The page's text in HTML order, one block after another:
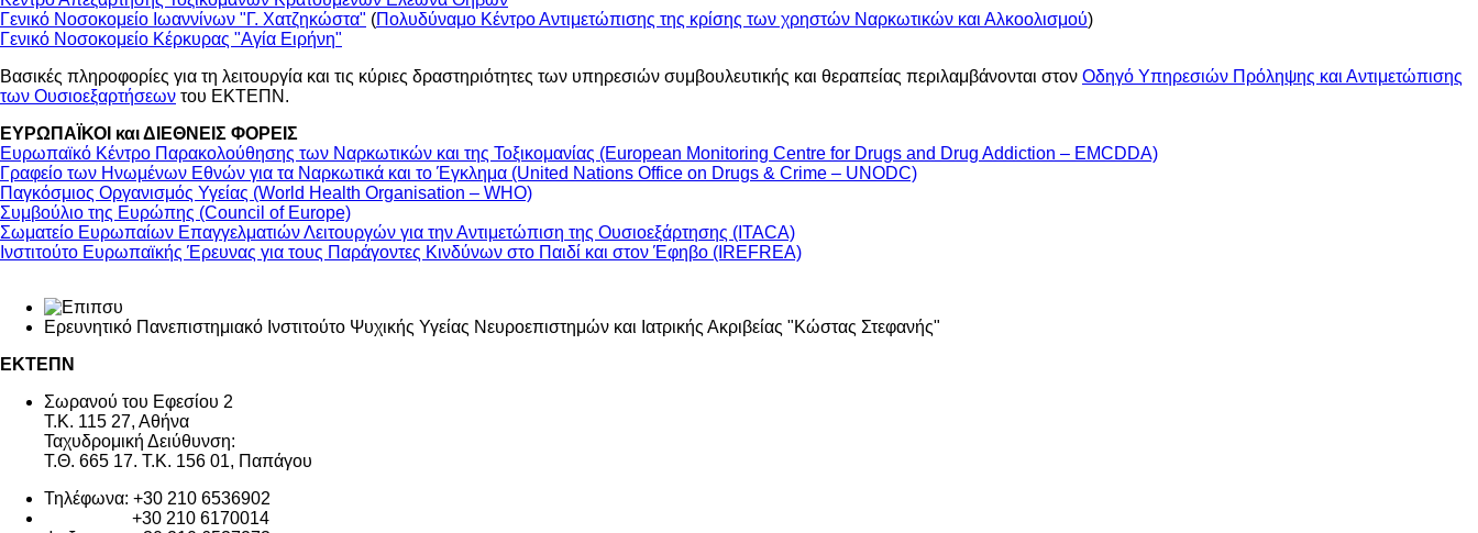
Γενικό Νοσοκομείο Ιωαννίνων "Γ. Χατζηκώστα" (Πολυδύναμο Κέντρο Αντιμετώπισης της κρίσης των χρηστών Ναρκωτικών και Αλκοολισμού)
Γενικό Νοσοκομείο Κέρκυρας "Αγία Ειρήνη"
Βασικές πληροφορίες για τη λειτουργία και τις κύριες δραστηριότητες των υπηρεσιών συμβουλευτικής και θεραπείας περιλαμβάνονται στον Οδηγό Υπηρεσιών Πρόληψης και Αντιμετώπισης
των Ουσιοεξαρτήσεων του ΕΚΤΕΠΝ.
ΕΥΡΩΠΑΪΚΟΙ και ΔΙΕΘΝΕΙΣ ΦΟΡΕΙΣ
Ευρωπαϊκό Κέντρο Παρακολούθησης των Ναρκωτικών και της Τοξικομανίας (European Monitoring Centre for Drugs and Drug Addiction – EMCDDA)
Γραφείο των Ηνωμένων Εθνών για τα Ναρκωτικά και το Έγκλημα (United Nations Office on Drugs & Crime – UNODC)
Παγκόσμιος Οργανισμός Υγείας (World Health Organisation – WHO)
Συμβούλιο της Ευρώπης (Council of Europe)
Σωματείο Ευρωπαίων Επαγγελματιών Λειτουργών για την Αντιμετώπιση της Ουσιοεξάρτησης (ITACA)
Ινστιτούτο Ευρωπαϊκής Έρευνας για τους Παράγοντες Κινδύνων στο Παιδί και στον Έφηβο (IREFREA)
Ερευνητικό Πανεπιστημιακό Ινστιτούτο Ψυχικής Υγείας Νευροεπιστημών και Ιατρικής Ακριβείας "Κώστας Στεφανής"
ΕΚΤΕΠΝ
Σωρανού του Εφεσίου 2
Τ.Κ. 115 27, Αθήνα
Ταχυδρομική Δειύθυνση:
Τ.Θ. 665 17. Τ.Κ. 156 01, Παπάγου
Τηλέφωνα: +30 210 6536902
+30 210 6170014